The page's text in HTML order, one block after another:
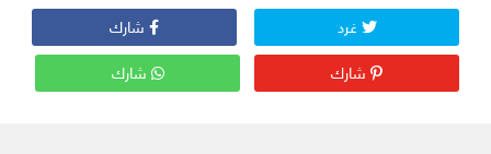
غرد
شارك
شارك
شارك